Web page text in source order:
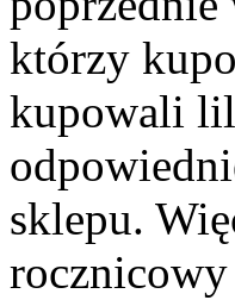
którzy
kupowali
sklepu.